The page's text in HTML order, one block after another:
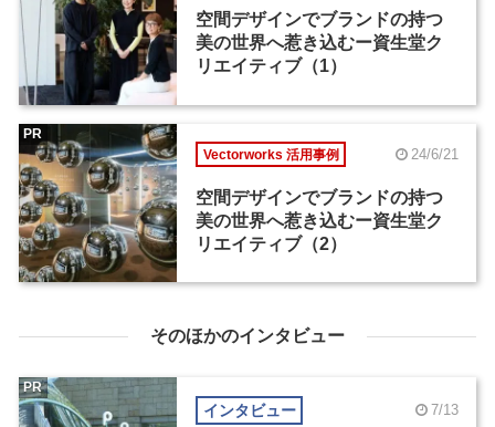
空間デザインでブランドの持つ
美の世界へ惹き込むー資生堂ク
リエイティブ（1）
Vectorworks 活用事例 24/6/21
空間デザインでブランドの持つ
美の世界へ惹き込むー資生堂ク
リエイティブ（2）
PR
そのほかのインタビュー
インタビュー 7/13
PR